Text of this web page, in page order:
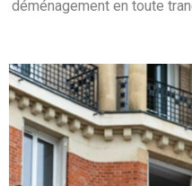
déménagement en toute